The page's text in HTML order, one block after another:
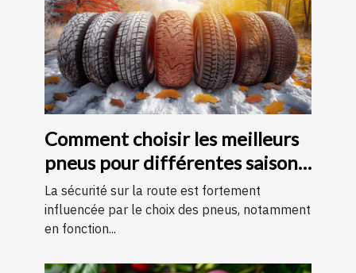
Comment choisir les meilleurs
pneus pour différentes saisons
?
La sécurité sur la route est fortement
influencée par le choix des pneus, notamment
en fonction...